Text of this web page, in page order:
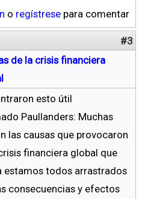
o regístrese para comentar
#3
de la crisis financiera
esto útil
Paullanders: Muchas
las causas que provocaron
financiera global que
estamos todos arrastrados
consecuencias y efectos